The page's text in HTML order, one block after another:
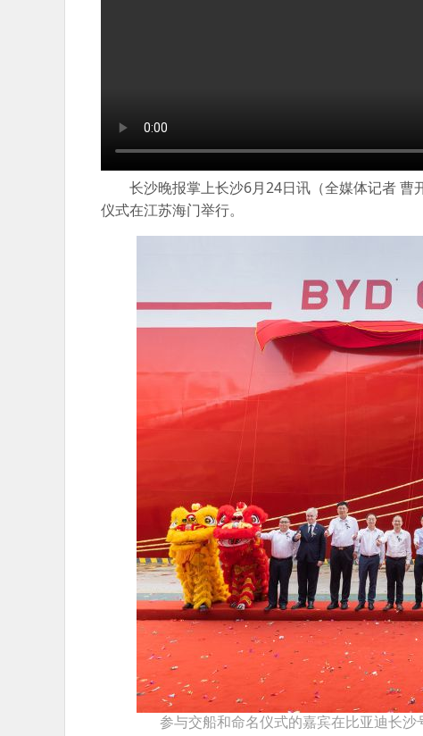
长沙晚报掌上长沙6月24日讯（全媒体记者 曹
仪式在江苏海门举行。
参与交船和命名仪式的嘉宾在比亚迪长